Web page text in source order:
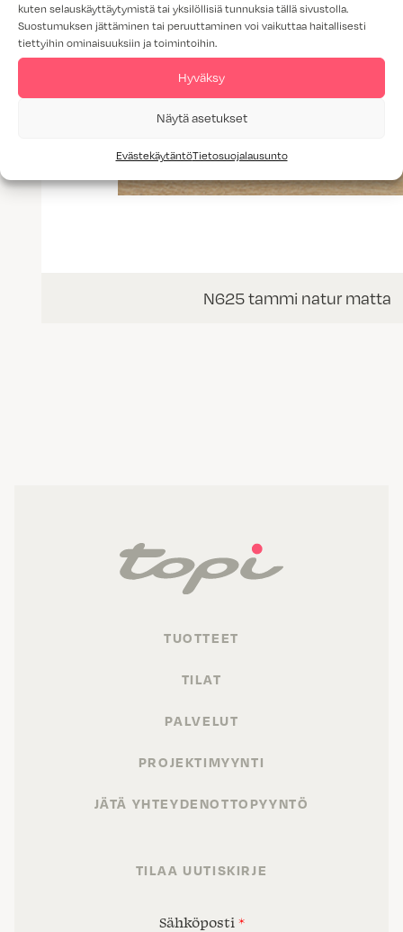
kuten selauskäyttäytymistä tai yksilöllisiä tunnuksia tällä sivustolla.
Suostumuksen jättäminen tai peruuttaminen voi vaikuttaa haitallisesti
tiettyihin ominaisuuksiin ja toimintoihin.
Hyväksy
Näytä asetukset
EvästekäytäntöTietosuojalausunto
N625 tammi natur matta
TUOTTEET
TILAT
PALVELUT
PROJEKTIMYYNTI
JÄTÄ YHTEYDENOTTOPYYNTÖ
TILAA UUTISKIRJE
Sähköposti *